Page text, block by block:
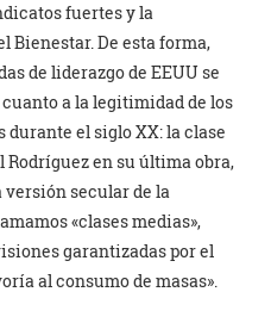
fuertes y la
Bienestar. De esta forma,
de liderazgo de EEUU se
a la legitimidad de los
el siglo XX: la clase
Rodríguez en su última obra,
versión secular de la
«clases medias»,
garantizadas por el
al consumo de masas».